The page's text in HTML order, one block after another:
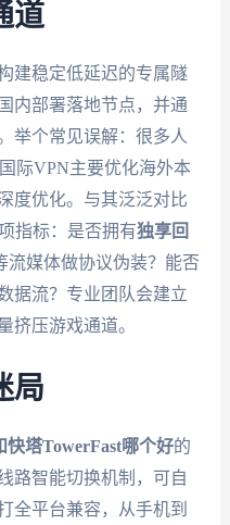
道
建稳定低延迟的专属隧
内部署落地节点，并通
举个常见误解：很多人
际VPN主要优化海外本
度优化。与其泛泛对比
指标：是否拥有独享回
流媒体做协议伪装？能否
据流？专业团队会建立
挤压游戏通道。
局
快塔TowerFast哪个好的
路智能切换机制，可自
全平台兼容，从手机到